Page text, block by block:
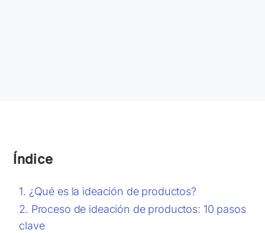
Índice
¿Qué es la ideación de productos?
Proceso de ideación de productos: 10 pasos
clave